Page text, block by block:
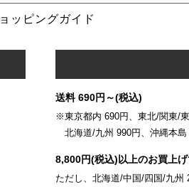
ッピングガイド
送料 690円～(税込)
※東京都内 690円、東北/関東/
北海道/九州 990円、沖縄本島
8,800円(税込)以上のお買上
ただし、北海道/中国/四国/九州